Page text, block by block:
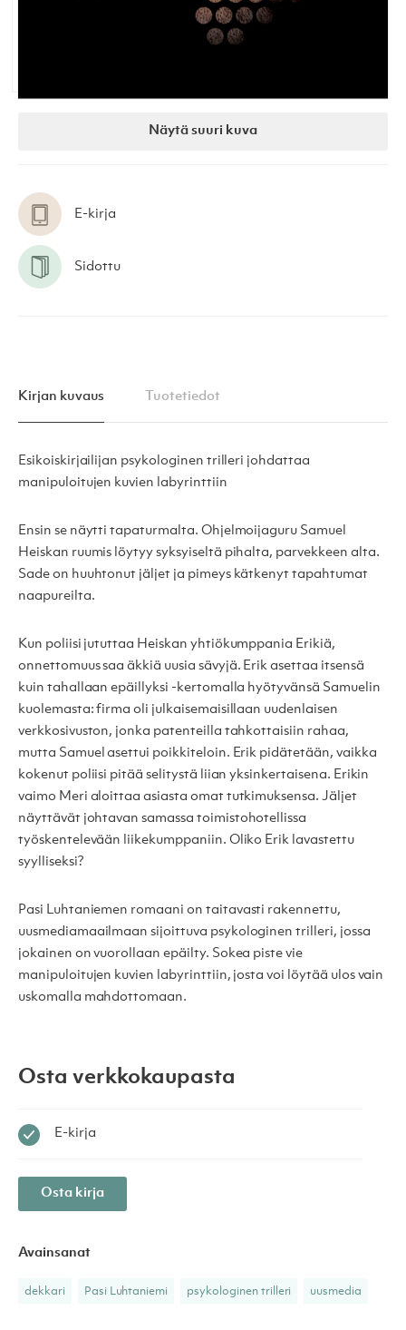
Näytä suuri kuva
E-kirja
Sidottu
Kirjan kuvaus Tuotetiedot
Esikoiskirjailijan psykologinen trilleri johdattaa
manipuloitujen kuvien labyrinttiin
Ensin se näytti tapaturmalta. Ohjelmoijaguru Samuel
Heiskan ruumis löytyy syksyiseltä pihalta, parvekkeen alta.
Sade on huuhtonut jäljet ja pimeys kätkenyt tapahtumat
naapureilta.
Kun poliisi jututtaa Heiskan yhtiökumppania Erikiä,
onnettomuus saa äkkiä uusia sävyjä. Erik asettaa itsensä
kuin tahallaan epäillyksi -kertomalla hyötyvänsä Samuelin
kuolemasta: firma oli julkaisemaisillaan uudenlaisen
verkkosivuston, jonka patenteilla tahkottaisiin rahaa,
mutta Samuel asettui poikkiteloin. Erik pidätetään, vaikka
kokenut poliisi pitää selitystä liian yksinkertaisena. Erikin
vaimo Meri aloittaa asiasta omat tutkimuksensa. Jäljet
näyttävät johtavan samassa toimistohotellissa
työskentelevään liikekumppaniin. Oliko Erik lavastettu
syylliseksi?
Pasi Luhtaniemen romaani on taitavasti rakennettu,
uusmediamaailmaan sijoittuva psykologinen trilleri, jossa
jokainen on vuorollaan epäilty. Sokea piste vie
manipuloitujen kuvien labyrinttiin, josta voi löytää ulos vain
uskomalla mahdottomaan.
Osta verkkokaupasta
E-kirja
Osta kirja
Avainsanat
dekkari Pasi Luhtaniemi psykologinen trilleri uusmedia